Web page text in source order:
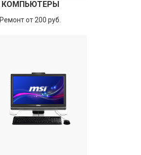
КОМПЬЮТЕРЫ
Ремонт от 200 руб.